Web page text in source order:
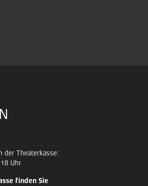
der Theaterkasse:
Uhr
finden Sie